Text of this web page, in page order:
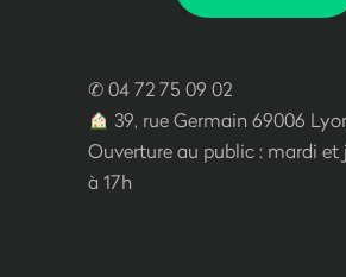
✆ 04 72 75 09 02
39, rue Germain 69006
Ouverture au public : mardi et
à 17h